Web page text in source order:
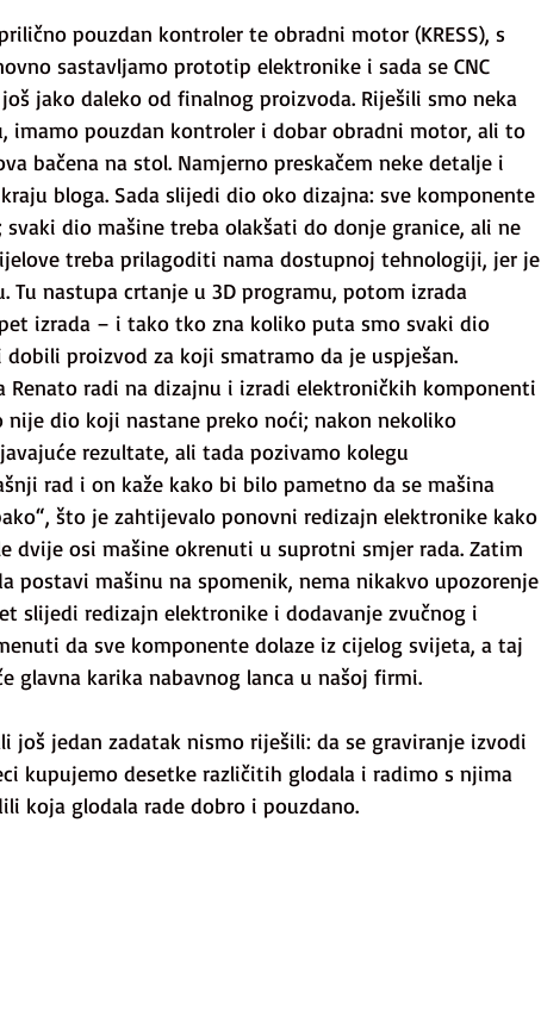
pouzdan kontroler te obradni motor (KRESS), s
sastavljamo prototip elektronike i sada se CNC
jako daleko od finalnog proizvoda. Riješili smo neka
imamo pouzdan kontroler i dobar obradni motor, ali to
bačena na stol. Namjerno preskačem neke detalje i
bloga. Sada slijedi dio oko dizajna: sve komponente
dio mašine treba olakšati do donje granice, ali ne
treba prilagoditi nama dostupnoj tehnologiji, jer je
Tu nastupa crtanje u 3D programu, potom izrada
izrada – i tako tko zna koliko puta smo svaki dio
proizvod za koji smatramo da je uspješan.
Renato radi na dizajnu i izradi elektroničkih komponenti
nije dio koji nastane preko noći; nakon nekoliko
rezultate, ali tada pozivamo kolegu
rad i on kaže kako bi bilo pametno da se mašina
što je zahtijevalo ponovni redizajn elektronike kako
dvije osi mašine okrenuti u suprotni smjer rada. Zatim
postavi mašinu na spomenik, nema nikakvo upozorenje
slijedi redizajn elektronike i dodavanje zvučnog i
da sve komponente dolaze iz cijelog svijeta, a taj
glavna karika nabavnog lanca u našoj firmi.
još jedan zadatak nismo riješili: da se graviranje izvodi
kupujemo desetke različitih glodala i radimo s njima
koja glodala rade dobro i pouzdano.